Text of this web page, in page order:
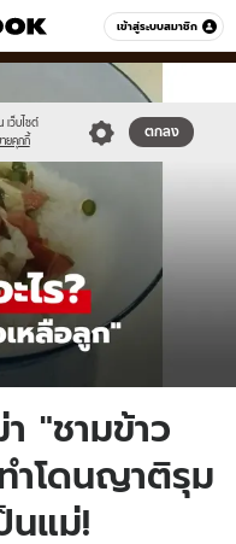
เข้าสู่ระบบสมาชิก
หมวดอื่นๆ
เว็บไซต์
ายคุกกี้
ตกลง
"ชามข้าว
ำโดนญาติรุม
นแม่!